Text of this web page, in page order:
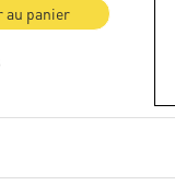
au panier